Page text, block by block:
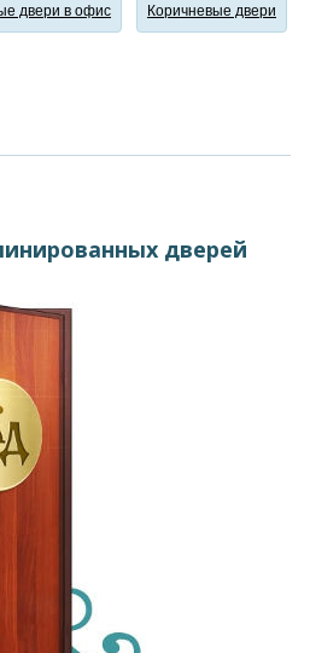
двери в офис Коричневые двери
дверей